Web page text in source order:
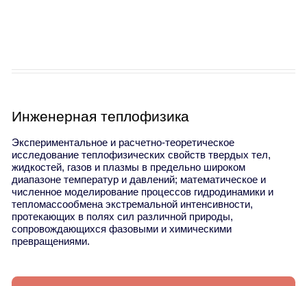
Инженерная теплофизика
Экспериментальное и расчетно-теоретическое
исследование теплофизических свойств твердых тел,
жидкостей, газов и плазмы в предельно широком
диапазоне температур и давлений; математическое и
численное моделирование процессов гидродинамики и
тепломассообмена экстремальной интенсивности,
протекающих в полях сил различной природы,
сопровождающихся фазовыми и химическими
превращениями.